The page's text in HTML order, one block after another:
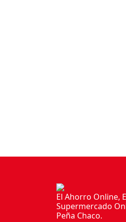
El Ahorro Online,
Supermercado
Peña Chaco.